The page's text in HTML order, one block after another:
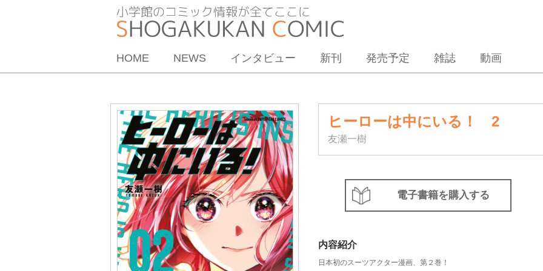
HOME NEWS インタビュー 新刊 発売予定 雑誌 動画
ヒーローは中にいる！ 2
友瀬一樹
電子書籍を購入する
内容紹介
日本初のスーツアクター漫画、第２巻！